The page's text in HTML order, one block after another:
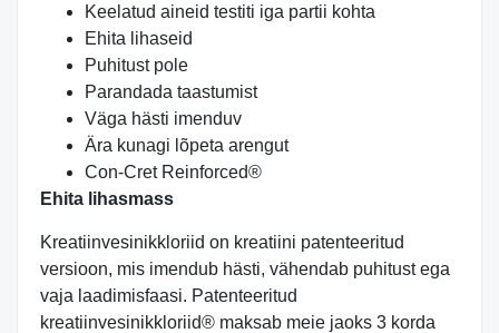
Keelatud aineid testiti iga partii kohta
Ehita lihaseid
Puhitust pole
Parandada taastumist
Väga hästi imenduv
Ära kunagi lõpeta arengut
Con-Cret Reinforced®
Ehita lihasmass
Kreatiinvesinikkloriid on kreatiini patenteeritud
versioon, mis imendub hästi, vähendab puhitust ega
vaja laadimisfaasi. Patenteeritud
kreatiinvesinikkloriid® maksab meie jaoks 3 korda